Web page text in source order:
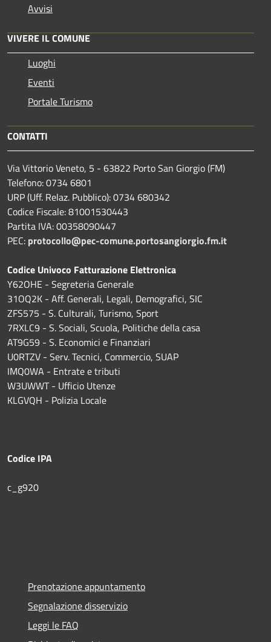
Avvisi
VIVERE IL COMUNE
Luoghi
Eventi
Portale Turismo
CONTATTI
Via Vittorio Veneto, 5 - 63822 Porto San Giorgio (FM)
Telefono: 0734 6801
URP (Uff. Relaz. Pubblico): 0734 680342
Codice Fiscale: 81001530443
Partita IVA: 00358090447
PEC: protocollo@pec-comune.portosangiorgio.fm.it
Codice Univoco Fatturazione Elettronica
Y62OHE - Segreteria Generale
31OQ2K - Aff. Generali, Legali, Demografici, SIC
ZFS575 - S. Culturali, Turismo, Sport
7RXLC9 - S. Sociali, Scuola, Politiche della casa
AT9G59 - S. Economici e Finanziari
U0RTZV - Serv. Tecnici, Commercio, SUAP
IMQ0WA - Entrate e tributi
W3UWWT - Ufficio Utenze
KLGVQH - Polizia Locale
Codice IPA
c_g920
Prenotazione appuntamento
Segnalazione disservizio
Leggi le FAQ